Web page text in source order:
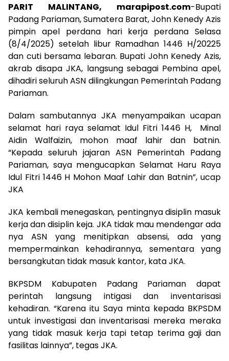
PARIT MALINTANG, marapipost.com-Bupati
Padang Pariaman, Sumatera Barat, John Kenedy Azis
pimpin apel perdana hari kerja perdana Selasa
(8/4/2025) setelah libur Ramadhan 1446 H/20225
dan cuti bersama lebaran. Bupati John Kenedy Azis,
akrab disapa JKA, langsung sebagai Pembina apel,
dihadiri seluruh ASN dilingkungan Pemerintah Padang
Pariaman.
Dalam sambutannya JKA menyampaikan ucapan
selamat hari raya selamat Idul Fitri 1446 H, Minal
Aidin Walfaizin, mohon maaf lahir dan batnin.
“Kepada seluruh jajaran ASN Pemerintah Padang
Pariaman, saya mengucapkan Selamat Haru Raya
Idul Fitri 1446 H Mohon Maaf Lahir dan Batnin”, ucap
JKA
JKA kembali menegaskan, pentingnya disiplin masuk
kerja dan disiplin keja. JKA tidak mau mendengar ada
nya ASN yang menitipkan absensi, ada yang
mempermainkan kehadirannya, sementara yang
bersangkutan tidak masuk kantor, kata JKA.
BKPSDM Kabupaten Padang Pariaman dapat
perintah langsung intigasi dan inventarisasi
kehadiran. “Karena itu Saya minta kepada BKPSDM
untuk investigasi dan inventarisasi mereka meraka
yang tidak masuk kerja tapi tetap terima gaji dan
fasilitas lainnya”, tegas JKA.